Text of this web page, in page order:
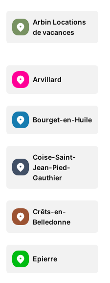
Arbin Locations
de vacances
Arvillard
Bourget-en-Huile
Coise-Saint-
Jean-Pied-
Gauthier
Crêts-en-
Belledonne
Epierre